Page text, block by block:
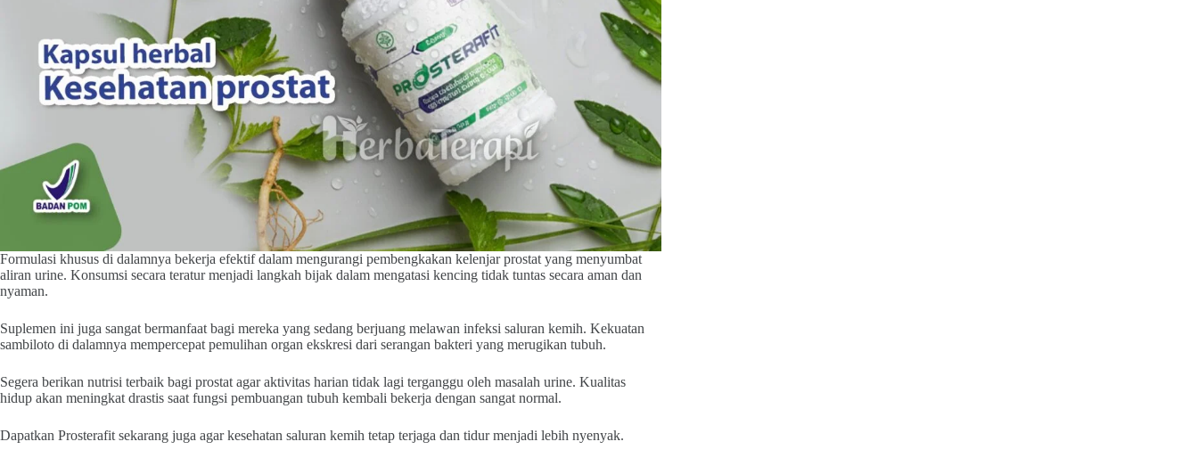
Formulasi khusus di dalamnya bekerja efektif dalam mengurangi pembengkakan kelenjar prostat yang menyumbat
aliran urine. Konsumsi secara teratur menjadi langkah bijak dalam mengatasi kencing tidak tuntas secara aman dan
nyaman.
Suplemen ini juga sangat bermanfaat bagi mereka yang sedang berjuang melawan infeksi saluran kemih. Kekuatan
sambiloto di dalamnya mempercepat pemulihan organ ekskresi dari serangan bakteri yang merugikan tubuh.
Segera berikan nutrisi terbaik bagi prostat agar aktivitas harian tidak lagi terganggu oleh masalah urine. Kualitas
hidup akan meningkat drastis saat fungsi pembuangan tubuh kembali bekerja dengan sangat normal.
Dapatkan Prosterafit sekarang juga agar kesehatan saluran kemih tetap terjaga dan tidur menjadi lebih nyenyak.